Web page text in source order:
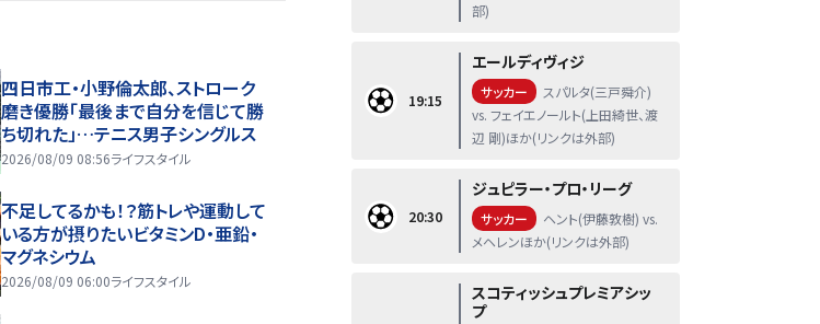
四日市工・小野倫太郎、ストローク
磨き優勝「最後まで自分を信じて勝
ち切れた」…テニス男子シングルス
2026/08/09 08:56ライフスタイル
不足してるかも！？筋トレや運動して
いる方が摂りたいビタミンD・亜鉛・
マグネシウム
2026/08/09 06:00ライフスタイル
部)
19:15
エールディヴィジ
サッカー
スパルタ(三戸舜介)
vs. フェイエノールト(上田綺世、渡
辺 剛)ほか(リンクは外部)
20:30
ジュピラー・プロ・リーグ
サッカー
ヘント(伊藤敦樹) vs.
メヘレンほか(リンクは外部)
スコティッシュプレミアシッ
プ